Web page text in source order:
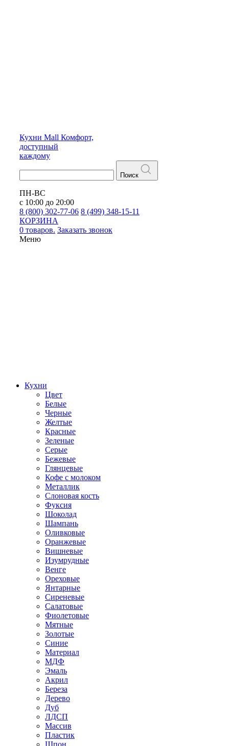
Кухни Mall Комфорт,
доступный
каждому
Поиск
ПН-ВС
с 10:00 до 20:00
8 (800) 302-77-06 8 (499) 348-15-11
КОРЗИНА
0 товаров. Заказать звонок
Меню
Кухни
Цвет
Белые
Черные
Желтые
Красные
Зеленые
Серые
Бежевые
Глянцевые
Кофе с молоком
Металлик
Слоновая кость
Фуксия
Шоколад
Шампань
Оливковые
Оранжевые
Вишневые
Изумрудные
Венге
Ореховые
Янтарные
Сиреневые
Салатовые
Фиолетовые
Мятные
Золотые
Синие
Материал
МДФ
Эмаль
Акрил
Береза
Дерево
Дуб
ЛДСП
Массив
Пластик
Шпон